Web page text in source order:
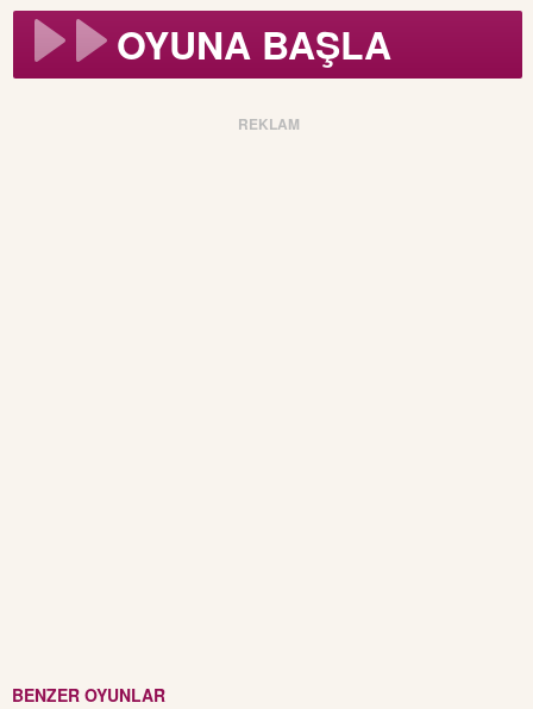
OYUNA BAŞLA
REKLAM
BENZER OYUNLAR